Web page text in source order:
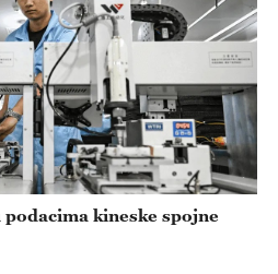
kineske spojne